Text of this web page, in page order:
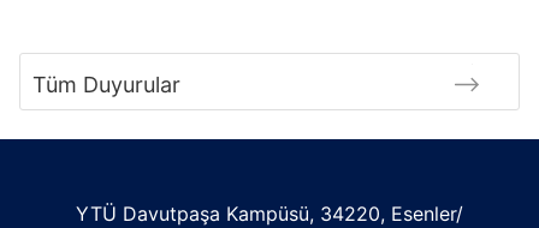
Tüm Duyurular
YTÜ Davutpaşa Kampüsü, 34220, Esenler/